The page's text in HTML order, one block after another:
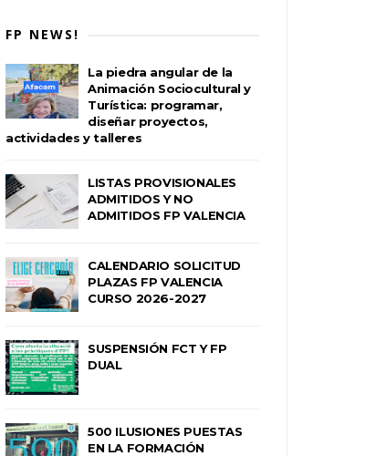
FP NEWS!
La piedra angular de la
Animación Sociocultural y
Turística: programar,
diseñar proyectos,
actividades y talleres
LISTAS PROVISIONALES
ADMITIDOS Y NO
ADMITIDOS FP VALENCIA
CALENDARIO SOLICITUD
PLAZAS FP VALENCIA
CURSO 2026-2027
SUSPENSIÓN FCT Y FP
DUAL
500 ILUSIONES PUESTAS
EN LA FORMACIÓN